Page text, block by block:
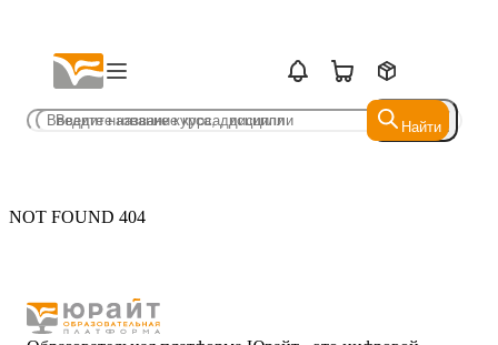
Найти
Найти
NOT FOUND 404